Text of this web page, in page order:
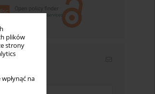
plików
strony
na
adres email